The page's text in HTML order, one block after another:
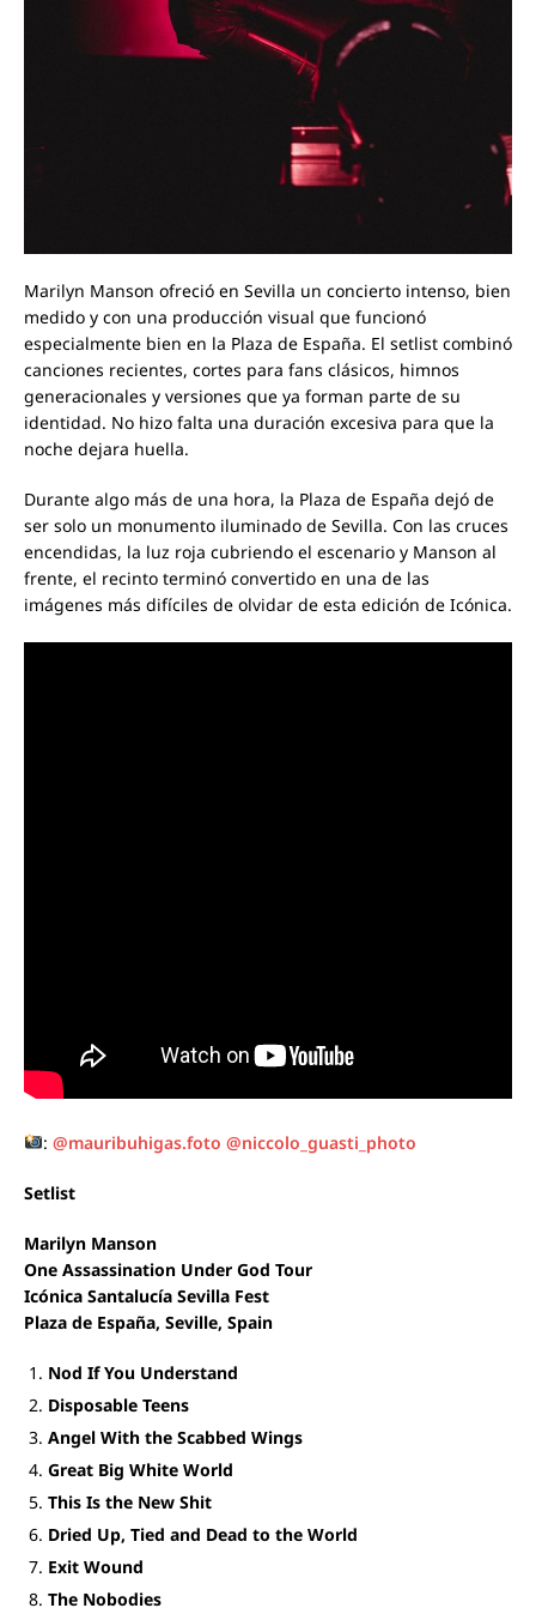
Marilyn Manson ofreció en Sevilla un concierto intenso, bien
medido y con una producción visual que funcionó
especialmente bien en la Plaza de España. El setlist combinó
canciones recientes, cortes para fans clásicos, himnos
generacionales y versiones que ya forman parte de su
identidad. No hizo falta una duración excesiva para que la
noche dejara huella.
Durante algo más de una hora, la Plaza de España dejó de
ser solo un monumento iluminado de Sevilla. Con las cruces
encendidas, la luz roja cubriendo el escenario y Manson al
frente, el recinto terminó convertido en una de las
imágenes más difíciles de olvidar de esta edición de Icónica.
: @mauribuhigas.foto @niccolo_guasti_photo
Setlist
Marilyn Manson
One Assassination Under God Tour
Icónica Santalucía Sevilla Fest
Plaza de España, Seville, Spain
Nod If You Understand
Disposable Teens
Angel With the Scabbed Wings
Great Big White World
This Is the New Shit
Dried Up, Tied and Dead to the World
Exit Wound
The Nobodies